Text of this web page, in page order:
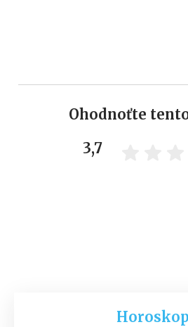
Ohodnoťte
3,7